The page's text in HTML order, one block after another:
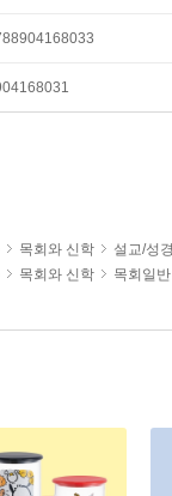
목회와 신학
설교/성
목회와 신학 목회일반